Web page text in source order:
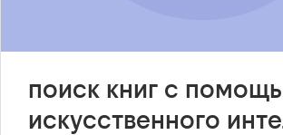
поиск книг с
искусственного